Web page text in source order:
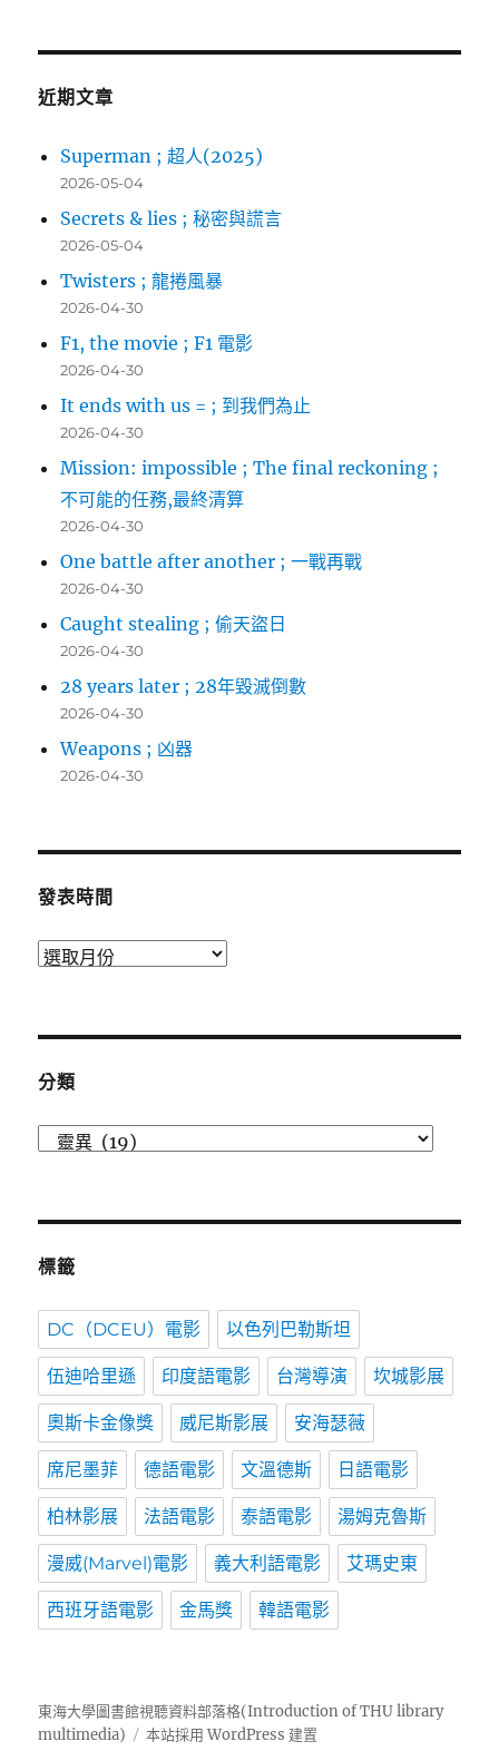
鍵
近期文章
Superman ; 超人(2025)
2026-05-04
Secrets & lies ; 秘密與謊言
2026-05-04
Twisters ; 龍捲風暴
2026-04-30
F1, the movie ; F1 電影
2026-04-30
It ends with us = ; 到我們為止
2026-04-30
Mission: impossible ; The final reckoning ;
不可能的任務,最終清算
2026-04-30
One battle after another ; 一戰再戰
2026-04-30
Caught stealing ; 偷天盜日
2026-04-30
28 years later ; 28年毀滅倒數
2026-04-30
Weapons ; 凶器
2026-04-30
發表時間
發
分類
標籤
DC（DCEU）電影 以色列巴勒斯坦
伍迪哈里遜 印度語電影 台灣導演 坎城影展
奧斯卡金像獎 威尼斯影展 安海瑟薇
席尼墨菲 德語電影 文溫德斯 日語電影
柏林影展 法語電影 泰語電影 湯姆克魯斯
漫威(Marvel)電影 義大利語電影 艾瑪史東
西班牙語電影 金馬獎 韓語電影
東海大學圖書館視聽資料部落格(Introduction of THU library
multimedia)
本站採用 WordPress 建置